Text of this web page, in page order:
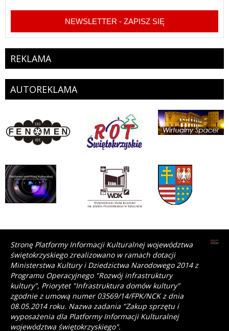
NEWSLETTER - ZAPISZ SIĘ
REKLAMA
AUTOREKLAMA
Stronę Platformy Informacji Kulturalnej województwa
świętokrzyskiego zrealizowano w ramach dotacji
Ministerstwa Kultury i Dziedzictwa Narodowego 2014 z
Programu Operacyjnego "Rozwój infrastruktury
kultury", Priorytet "Infrastruktura domów kultury"
zgodnie z umową numer 03569/14/FPK/NCK z dnia
08.05.2014 roku. Nazwa zadania "Zakup sprzętu i
wyposażenia dla Platformy Informacji Kulturalnej
województwa świętokrzyskiego".